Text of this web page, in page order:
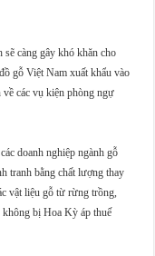
càng gây khó khăn cho
gỗ Việt Nam xuất khẩu vào
các vụ kiện phòng ngự
doanh nghiệp ngành gỗ
tranh bằng chất lượng thay
vật liệu gỗ từ rừng trồng,
không bị Hoa Kỳ áp thuế